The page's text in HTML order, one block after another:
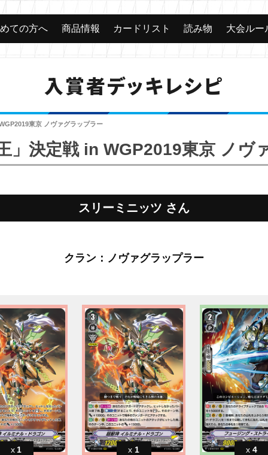
ての方へ 商品情報 カードリスト 読み物 大会ルー
入賞者デッキレシピ
東京 ノヴァグラップラー
」決定戦 in WGP2019東京 ノヴ
スリーミニッツ さん
クラン：ノヴァグラップラー
1 1 4